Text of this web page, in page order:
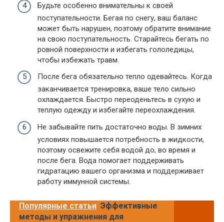
Будьте особенно внимательны к своей
поступательности. Бегая по снегу, ваш баланс
может быть нарушен, поэтому обратите внимание
на свою поступательность. Старайтесь бегать по
ровной поверхности и избегать гололедицы,
чтобы избежать травм.
После бега обязательно тепло одевайтесь. Когда
заканчивается тренировка, ваше тело сильно
охлаждается. Быстро переоденьтесь в сухую и
теплую одежду и избегайте переохлаждения.
Не забывайте пить достаточно воды. В зимних
условиях повышается потребность в жидкости,
поэтому освежите себя водой до, во время и
после бега. Вода помогает поддерживать
гидратацию вашего организма и поддерживает
работу иммунной системы.
Популярные статьи Эффективные
методы и упражнения для